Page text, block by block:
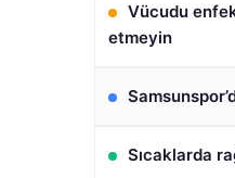
Vücudu
etmeyin
Sıcaklarda